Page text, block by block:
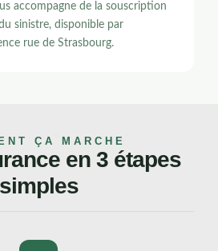
accompagne de la souscription
sinistre, disponible par
rue de Strasbourg.
ÇA MARCHE
en 3 étapes
simples